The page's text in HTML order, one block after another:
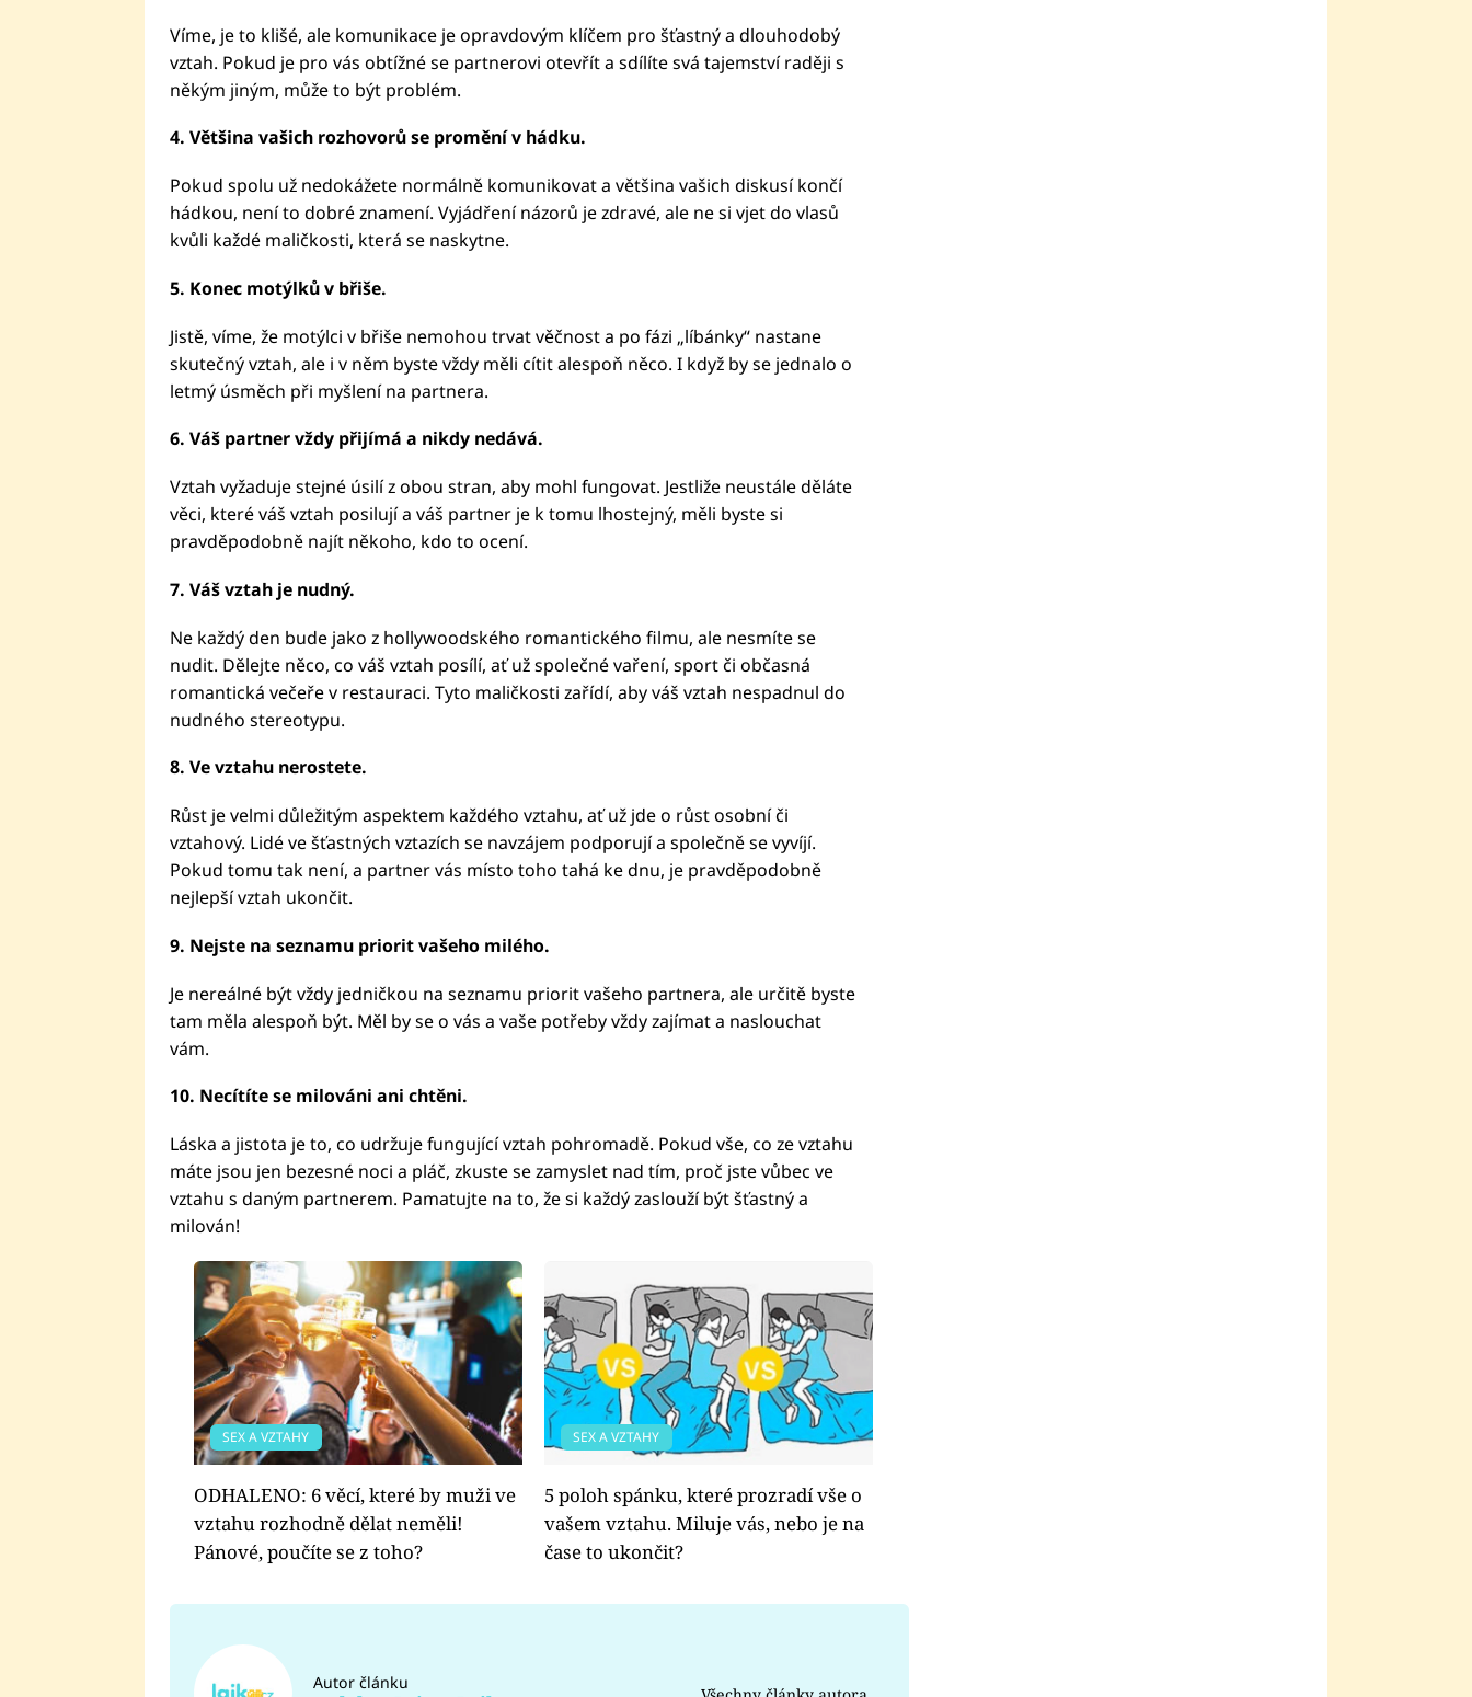
Víme, je to klišé, ale komunikace je opravdovým klíčem pro šťastný a dlouhodobý
vztah. Pokud je pro vás obtížné se partnerovi otevřít a sdílíte svá tajemství raději s
někým jiným, může to být problém.
4. Většina vašich rozhovorů se promění v hádku.
Pokud spolu už nedokážete normálně komunikovat a většina vašich diskusí končí
hádkou, není to dobré znamení. Vyjádření názorů je zdravé, ale ne si vjet do vlasů
kvůli každé maličkosti, která se naskytne.
5. Konec motýlků v břiše.
Jistě, víme, že motýlci v břiše nemohou trvat věčnost a po fázi „líbánky“ nastane
skutečný vztah, ale i v něm byste vždy měli cítit alespoň něco. I když by se jednalo o
letmý úsměch při myšlení na partnera.
6. Váš partner vždy přijímá a nikdy nedává.
Vztah vyžaduje stejné úsilí z obou stran, aby mohl fungovat. Jestliže neustále děláte
věci, které váš vztah posilují a váš partner je k tomu lhostejný, měli byste si
pravděpodobně najít někoho, kdo to ocení.
7. Váš vztah je nudný.
Ne každý den bude jako z hollywoodského romantického filmu, ale nesmíte se
nudit. Dělejte něco, co váš vztah posílí, ať už společné vaření, sport či občasná
romantická večeře v restauraci. Tyto maličkosti zařídí, aby váš vztah nespadnul do
nudného stereotypu.
8. Ve vztahu nerostete.
Růst je velmi důležitým aspektem každého vztahu, ať už jde o růst osobní či
vztahový. Lidé ve šťastných vztazích se navzájem podporují a společně se vyvíjí.
Pokud tomu tak není, a partner vás místo toho tahá ke dnu, je pravděpodobně
nejlepší vztah ukončit.
9. Nejste na seznamu priorit vašeho milého.
Je nereálné být vždy jedničkou na seznamu priorit vašeho partnera, ale určitě byste
tam měla alespoň být. Měl by se o vás a vaše potřeby vždy zajímat a naslouchat
vám.
10. Necítíte se milováni ani chtěni.
Láska a jistota je to, co udržuje fungující vztah pohromadě. Pokud vše, co ze vztahu
máte jsou jen bezesné noci a pláč, zkuste se zamyslet nad tím, proč jste vůbec ve
vztahu s daným partnerem. Pamatujte na to, že si každý zaslouží být šťastný a
milován!
SEX A VZTAHY
ODHALENO: 6 věcí, které by muži ve
vztahu rozhodně dělat neměli!
Pánové, poučíte se z toho?
SEX A VZTAHY
5 poloh spánku, které prozradí vše o
vašem vztahu. Miluje vás, nebo je na
čase to ukončit?
Autor článku